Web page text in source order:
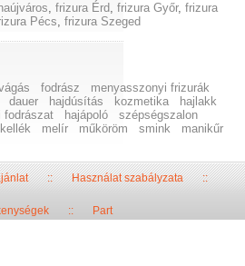
,frizura Érd,frizura Győr,frizura
Pécs,frizura Szeged
fodrász
menyasszonyi frizurák
dauer hajdúsítás kozmetika
hajlakk
fodrászat hajápoló
szépségszalon
melír műköröm smink
manikűr
::Használat szabályzata::
:: Part